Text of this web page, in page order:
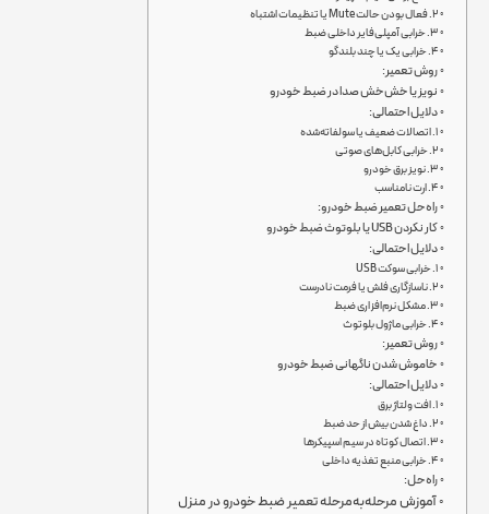
۲. فعال بودن حالت Mute یا تنظیمات اشتباه
۳. خرابی آمپلی‌فایر داخلی ضبط
۴. خرابی یک یا چند بلندگو
روش تعمیر:
نویز یا خش‌خش صدا در ضبط خودرو
دلایل احتمالی:
۱. اتصالات ضعیف یا سولفاته‌شده
۲. خرابی کابل‌های صوتی
۳. نویز برق خودرو
۴. ارت نامناسب
راه‌حل تعمیر ضبط خودرو:
کار نکردن USB یا بلوتوث ضبط خودرو
دلایل احتمالی:
۱. خرابی سوکت USB
۲. ناسازگاری فلش یا فرمت نادرست
۳. مشکل نرم‌افزاری ضبط
۴. خرابی ماژول بلوتوث
روش تعمیر:
خاموش شدن ناگهانی ضبط خودرو
دلایل احتمالی:
۱. افت ولتاژ برق
۲. داغ شدن بیش از حد ضبط
۳. اتصال کوتاه در سیم اسپیکرها
۴. خرابی منبع تغذیه داخلی
راه‌حل:
آموزش مرحله‌به‌مرحله تعمیر ضبط خودرو در منزل